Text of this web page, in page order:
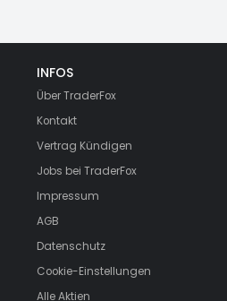
INFOS
Über TraderFox
Kontakt
Vertrag Kündigen
Jobs bei TraderFox
Impressum
AGB
Datenschutz
Cookie-Einstellungen
Alle Aktien